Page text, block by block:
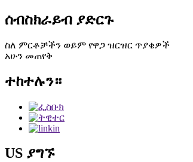
ሰብስክራይብ ያድርጉ
ስለ ምርቶቻችን ወይም የዋጋ ዝርዝር ጥያቄዎች
አሁን መጠየቅ
ተከተሉን።
US ያግኙ